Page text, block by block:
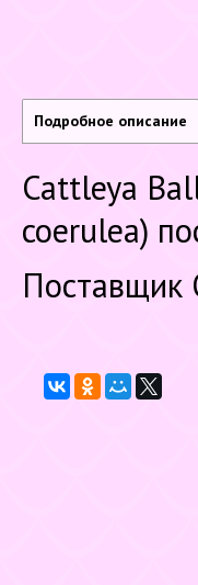
Подробное описание
Cattleya
coerulea)
Поставщик